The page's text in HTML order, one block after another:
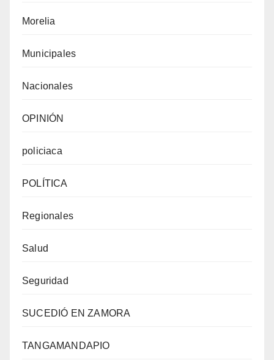
Morelia
Municipales
Nacionales
OPINIÓN
policiaca
POLÍTICA
Regionales
Salud
Seguridad
SUCEDIÓ EN ZAMORA
TANGAMANDAPIO